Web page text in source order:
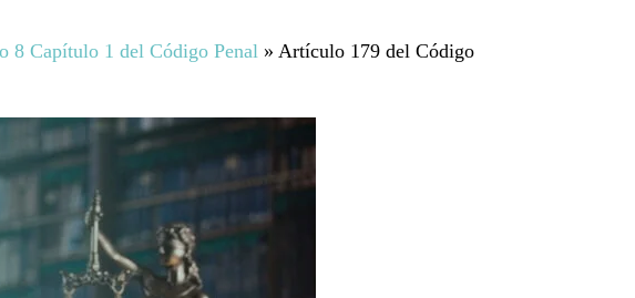
8 Capítulo 1 del Código Penal» Artículo 179 del Código